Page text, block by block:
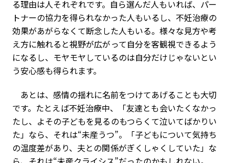
る理由は人それぞれです。自ら選んだ人もいれば、パー
トナーの協力を得られなかった人もいるし、不妊治療の
効果があがらなくて断念した人もいる。様々な見方や考
え方に触れると視野が広がって自分を客観視できるよう
になるし、モヤモヤしているのは自分だけじゃないとい
う安心感も得られます。
あとは、感情の揺れに名前をつけてあげることも大切
です。たとえば不妊治療中、「友達とも会いたくなかっ
たし、よその子どもを見るのもつらくて泣いてばかりい
た」なら、それは“未産うつ”。「子どもについて気持ち
の温度差があり、夫との関係がぎくしゃくしていた」な